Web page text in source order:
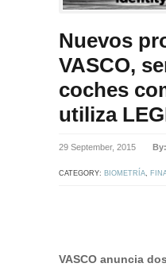
Nuevos
VASCO,
coches
utiliza
29 September, 2015 By:
CATEGORY: BIOMETRÍA,
VASCO anuncia